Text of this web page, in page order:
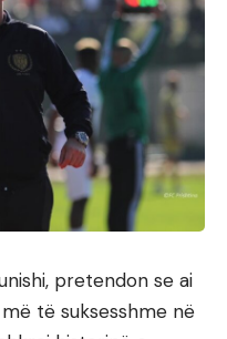
pretendon se ai
të suksesshme në